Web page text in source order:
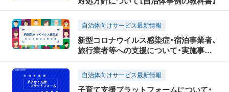
自治体向けサービス最新情報
新型コロナウイルス感染症・宿泊事業者、
旅行業者等への支援について・実施事例
自治体向けサービス最新情報
子育て支援プラットフォームについて・